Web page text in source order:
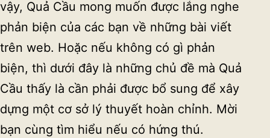
vậy, Quả Cầu mong muốn được lắng nghe
phản biện của các bạn về những bài viết
trên web. Hoặc nếu không có gì phản
biện, thì dưới đây là những chủ đề mà Quả
Cầu thấy là cần phải được bổ sung để xây
dựng một cơ sở lý thuyết hoàn chỉnh. Mời
bạn cùng tìm hiểu nếu có hứng thú.